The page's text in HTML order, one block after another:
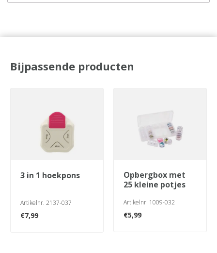
Bijpassende producten
3 in 1 hoekpons
Artikelnr. 2137-037
€7,99
opbergbox met
25 kleine potjes
Artikelnr. 1009-032
€5,99